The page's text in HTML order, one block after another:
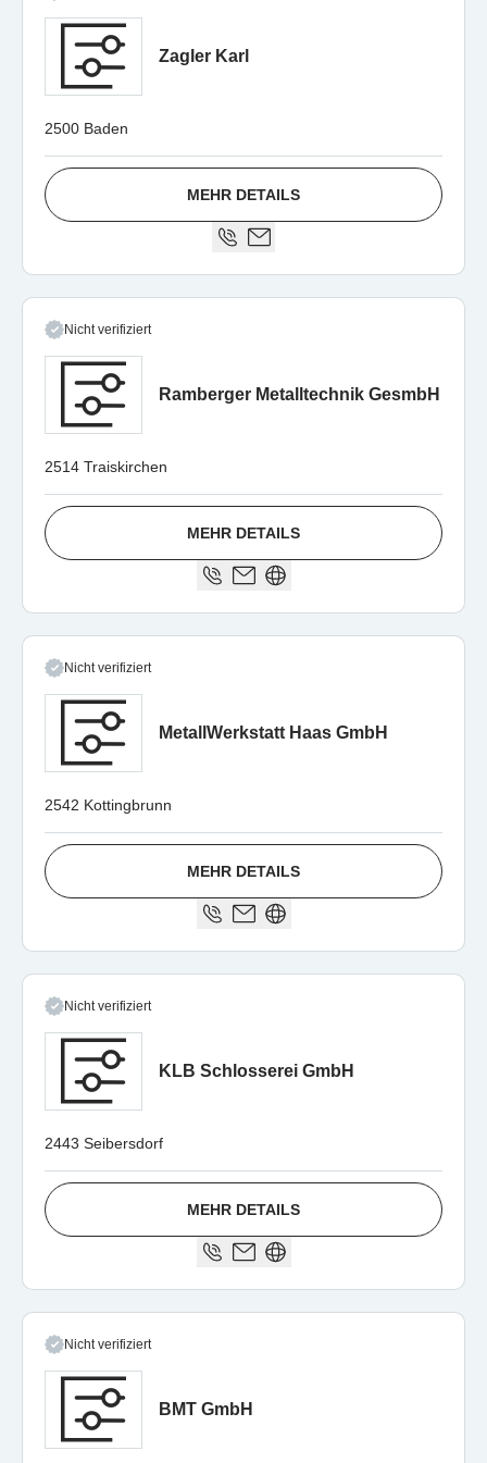
Zagler Karl
2500 Baden
MEHR DETAILS
Nicht verifiziert
Ramberger Metalltechnik GesmbH
2514 Traiskirchen
MEHR DETAILS
Nicht verifiziert
MetallWerkstatt Haas GmbH
2542 Kottingbrunn
MEHR DETAILS
Nicht verifiziert
KLB Schlosserei GmbH
2443 Seibersdorf
MEHR DETAILS
Nicht verifiziert
BMT GmbH